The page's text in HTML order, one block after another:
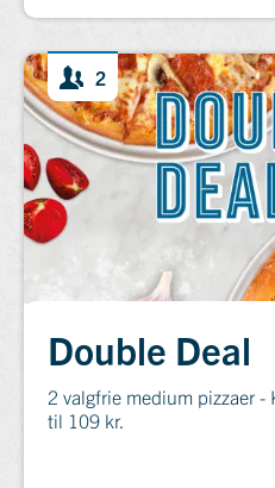
Double Deal
2 valgfrie medium pizzaer -
til 109 kr.
2